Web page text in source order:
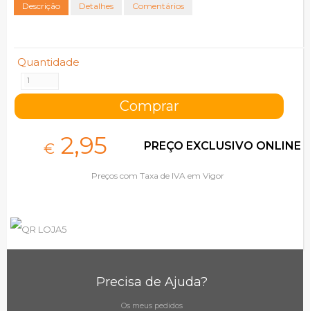
Descrição Detalhes Comentários
Quantidade
€ 2,95 PREÇO EXCLUSIVO ONLINE
Preços com Taxa de IVA em Vigor
Precisa de Ajuda?
Os meus pedidos